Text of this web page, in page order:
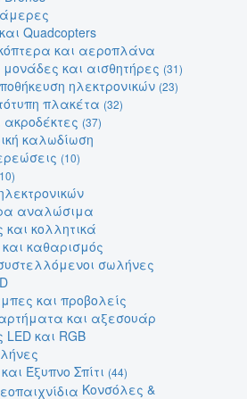
Quadcopters
και αεροπλάνα
και αισθητήρες (31)
ηλεκτρονικών (23)
πλακέτα (32)
(37)
καλωδίωση
(10)
αναλώσιμα
και κολλητικά
καθαρισμός
σωλήνες
και προβολείς
και αξεσουάρ
LED και RGB
Έξυπνο Σπίτι (44)
Κονσόλες &